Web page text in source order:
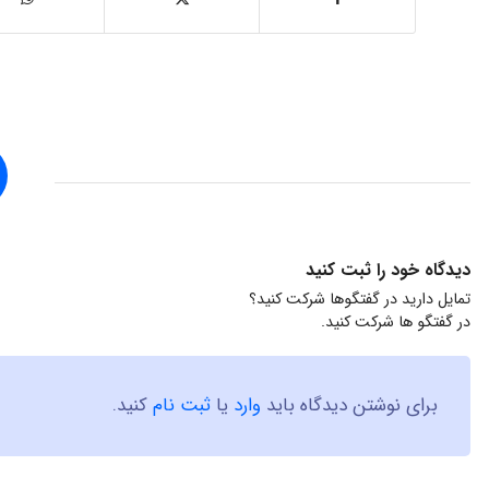
دیدگاه خود را ثبت کنید
تمایل دارید در گفتگوها شرکت کنید؟
در گفتگو ها شرکت کنید.
برای نوشتن دیدگاه باید وارد یا ثبت نامکنید.